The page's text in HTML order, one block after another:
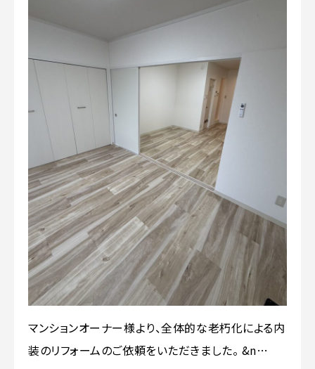
マンションオーナー様より、全体的な老朽化による内
装のリフォームのご依頼をいただきました。 &n…